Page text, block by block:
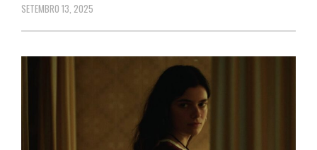
SETEMBRO 13, 2025